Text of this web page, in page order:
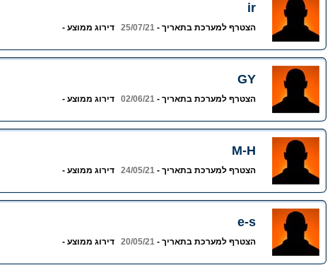
ir
הצטרף למערכת בתאריך - 25/07/21 דירוג ממוצע -
GY
הצטרף למערכת בתאריך - 02/06/21 דירוג ממוצע -
M-H
הצטרף למערכת בתאריך - 24/05/21 דירוג ממוצע -
e-s
הצטרף למערכת בתאריך - 20/05/21 דירוג ממוצע -